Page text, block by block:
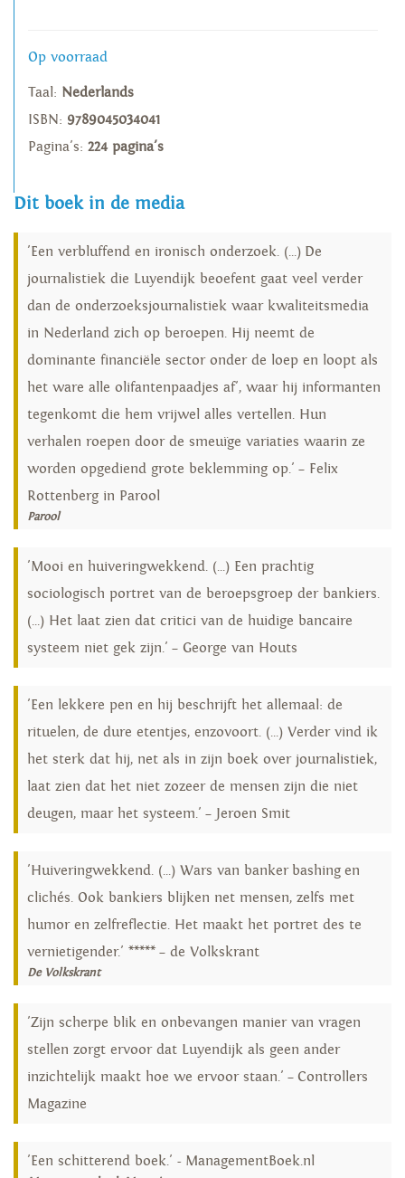
Op voorraad
Taal: Nederlands
ISBN: 9789045034041
Pagina's: 224 pagina's
Dit boek in de media
'Een verbluffend en ironisch onderzoek. (...) De
journalistiek die Luyendijk beoefent gaat veel verder
dan de onderzoeksjournalistiek waar kwaliteitsmedia
in Nederland zich op beroepen. Hij neemt de
dominante financiële sector onder de loep en loopt als
het ware alle olifantenpaadjes af', waar hij informanten
tegenkomt die hem vrijwel alles vertellen. Hun
verhalen roepen door de smeuïge variaties waarin ze
worden opgediend grote beklemming op.' – Felix
Rottenberg in Parool
Parool
'Mooi en huiveringwekkend. (...) Een prachtig
sociologisch portret van de beroepsgroep der bankiers.
(...) Het laat zien dat critici van de huidige bancaire
systeem niet gek zijn.' – George van Houts
'Een lekkere pen en hij beschrijft het allemaal: de
rituelen, de dure etentjes, enzovoort. (...) Verder vind ik
het sterk dat hij, net als in zijn boek over journalistiek,
laat zien dat het niet zozeer de mensen zijn die niet
deugen, maar het systeem.' – Jeroen Smit
'Huiveringwekkend. (...) Wars van banker bashing en
clichés. Ook bankiers blijken net mensen, zelfs met
humor en zelfreflectie. Het maakt het portret des te
vernietigender.' ***** – de Volkskrant
De Volkskrant
'Zijn scherpe blik en onbevangen manier van vragen
stellen zorgt ervoor dat Luyendijk als geen ander
inzichtelijk maakt hoe we ervoor staan.' – Controllers
Magazine
'Een schitterend boek.' - ManagementBoek.nl